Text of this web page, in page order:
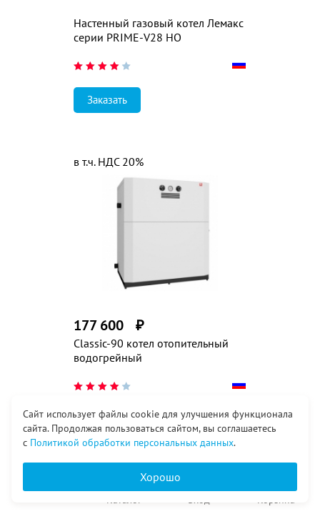
Настенный газовый котел Лемакс
серии PRIME-V28 НО
Заказать
Classic-90 котел отопительный
водогрейный
177 600 ₽
в т.ч. НДС 20%
Заказать
в т.ч. НДС 20%
Сайт использует файлы cookie для улучшения функционала
сайта. Продолжая пользоваться сайтом, вы соглашаетесь
с Политикой обработки персональных данных.
Хорошо